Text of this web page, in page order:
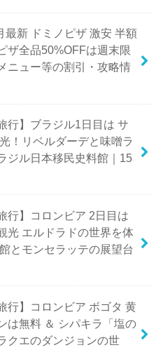
最新 ドミノピザ 激安 半額
ザ全品50%OFFは週末限
ニュー等の割引・攻略情
行】ブラジル1日目は サ
！リベルダーデと味噌ラ
ジル日本移民史料館｜15
行】コロンビア 2日目は
光 エルドラドの世界を体
とモンセラッテの展望台
行】コロンビア ボゴタ 黄
は無料 ＆ シパキラ「塩の
クエのダンジョンの世